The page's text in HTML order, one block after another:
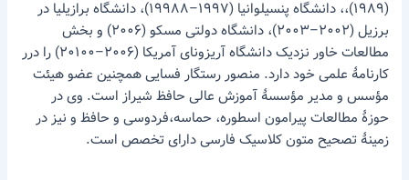
(۱۹۸۹)،، دانشگاه پنسیلوانیا (۱۹۹۷–۱۹۹۸۸)، دانشگاه برازیلیا در
برزیل (۲۰۰۲–۲۰۰۳)، دانشگاه دولتی مسکو (۲۰۰۶) و بخش
مطالعات خاور نزدیک دانشگاه آریزونای آمریکا (۲۰۰۶–۲۰۱۰۰) را درر
کارنامهٔ علمی خود دارد. منصور رستگار فسایی همچنین عضو هیئت
مؤسس و مدیر مؤسسهٔ آموزش عالی حافظ شیراز است. وی در
حوزهٔ مطالعات پیرامون اسطوره، حماسه،فردوسی و حافظ و نیز در
زمینهٔ تصحیح متون کلاسیک فارسی دارای تخصص است.